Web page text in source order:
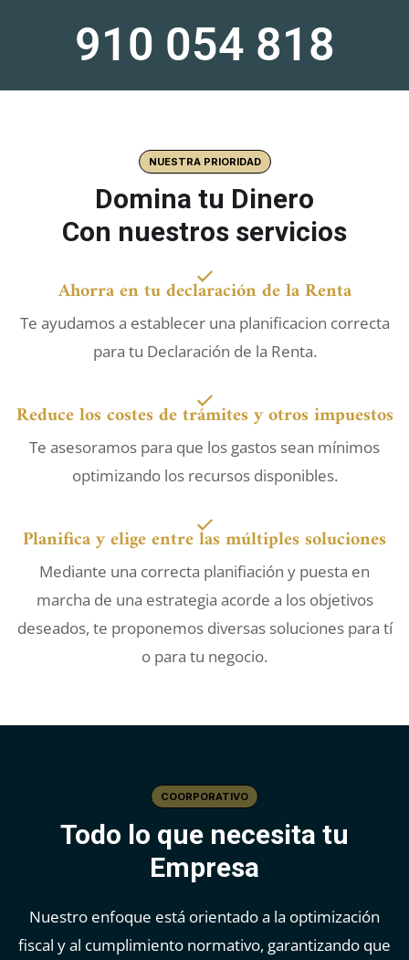
910 054 818
NUESTRA PRIORIDAD
Domina tu Dinero
Con nuestros servicios
Ahorra en tu declaración de la Renta
Te ayudamos a establecer una planificacion correcta
para tu Declaración de la Renta.
Reduce los costes de trámites y otros impuestos
Te asesoramos para que los gastos sean mínimos
optimizando los recursos disponibles.
Planifica y elige entre las múltiples soluciones
Mediante una correcta planifiación y puesta en
marcha de una estrategia acorde a los objetivos
deseados, te proponemos diversas soluciones para tí
o para tu negocio.
COORPORATIVO
Todo lo que necesita tu
Empresa
Nuestro enfoque está orientado a la optimización
fiscal y al cumplimiento normativo, garantizando que